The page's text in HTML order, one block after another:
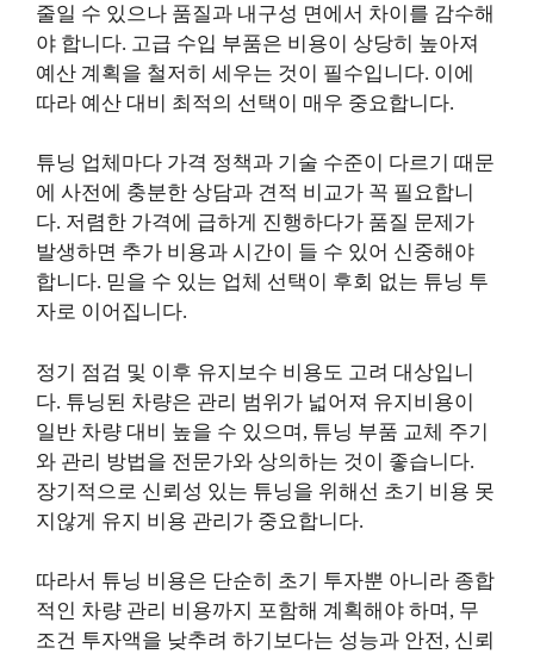
줄일 수 있으나 품질과 내구성 면에서 차이를 감수해
야 합니다. 고급 수입 부품은 비용이 상당히 높아져
예산 계획을 철저히 세우는 것이 필수입니다. 이에
따라 예산 대비 최적의 선택이 매우 중요합니다.
튜닝 업체마다 가격 정책과 기술 수준이 다르기 때문
에 사전에 충분한 상담과 견적 비교가 꼭 필요합니
다. 저렴한 가격에 급하게 진행하다가 품질 문제가
발생하면 추가 비용과 시간이 들 수 있어 신중해야
합니다. 믿을 수 있는 업체 선택이 후회 없는 튜닝 투
자로 이어집니다.
정기 점검 및 이후 유지보수 비용도 고려 대상입니
다. 튜닝된 차량은 관리 범위가 넓어져 유지비용이
일반 차량 대비 높을 수 있으며, 튜닝 부품 교체 주기
와 관리 방법을 전문가와 상의하는 것이 좋습니다.
장기적으로 신뢰성 있는 튜닝을 위해선 초기 비용 못
지않게 유지 비용 관리가 중요합니다.
따라서 튜닝 비용은 단순히 초기 투자뿐 아니라 종합
적인 차량 관리 비용까지 포함해 계획해야 하며, 무
조건 투자액을 낮추려 하기보다는 성능과 안전, 신뢰